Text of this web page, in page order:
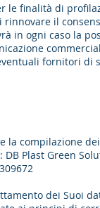
le finalità di
il
in ogni caso la
fornitori
la compilazione
Plast Green
dei Suoi